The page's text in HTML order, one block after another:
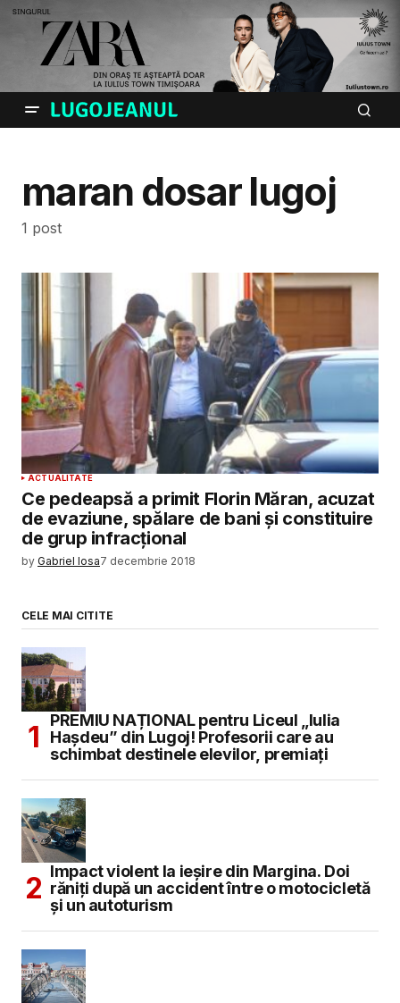
maran dosar lugoj
1 post
ACTUALITATE
Ce pedeapsă a primit Florin Măran, acuzat
de evaziune, spălare de bani şi constituire
de grup infracţional
by Gabriel Iosa7 decembrie 2018
CELE MAI CITITE
PREMIU NAȚIONAL pentru Liceul „Iulia
Hașdeu” din Lugoj! Profesorii care au
schimbat destinele elevilor, premiați
Impact violent la ieșire din Margina. Doi
răniți după un accident între o motocicletă
și un autoturism